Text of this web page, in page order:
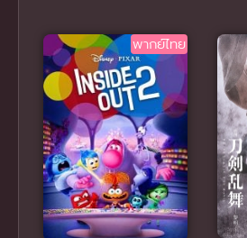
พากย์ไทย